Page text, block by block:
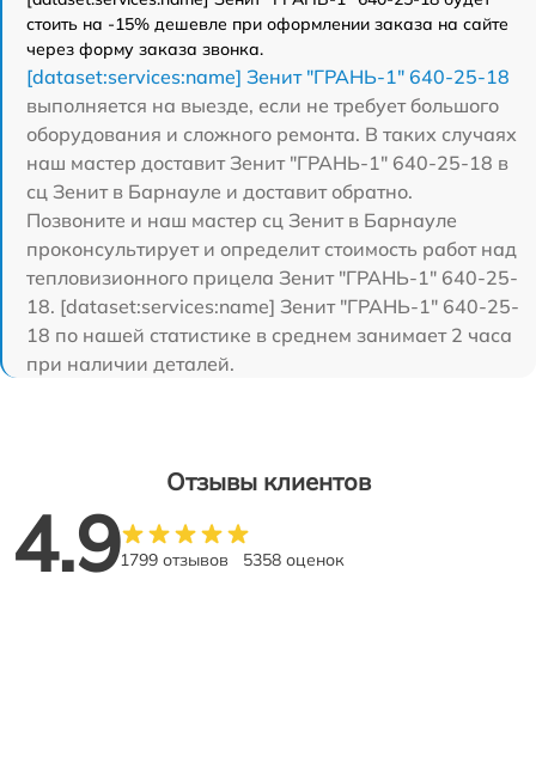
стоить на -15% дешевле при оформлении заказа на сайте
через форму заказа звонка.
[dataset:services:name] Зенит "ГРАНЬ-1" 640-25-18
выполняется на выезде, если не требует большого
оборудования и сложного ремонта. В таких случаях
наш мастер доставит Зенит "ГРАНЬ-1" 640-25-18 в
сц Зенит в Барнауле и доставит обратно.
Позвоните и наш мастер сц Зенит в Барнауле
проконсультирует и определит стоимость работ над
тепловизионного прицела Зенит "ГРАНЬ-1" 640-25-
18. [dataset:services:name] Зенит "ГРАНЬ-1" 640-25-
18 по нашей статистике в среднем занимает 2 часа
при наличии деталей.
Отзывы клиентов
4.91799 отзывов 5358 оценок